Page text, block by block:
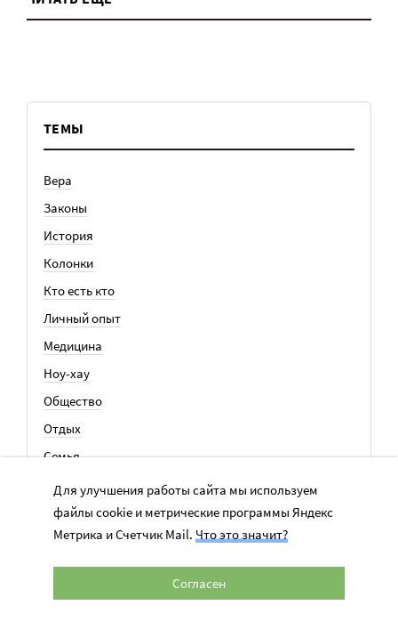
ТЕМЫ
Вера
Законы
История
Колонки
Кто есть кто
Личный опыт
Медицина
Ноу-хау
Общество
Отдых
Семья
События
ВСЕ СТАТЬИ
Для улучшения работы сайта мы используем
файлы cookie и метрические программы Яндекс
Метрика и Счетчик Mail. Что это значит?
Согласен